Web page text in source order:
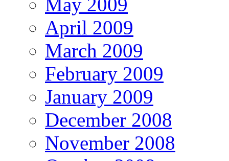
April 2009
March 2009
February 2009
January 2009
December 2008
November 2008